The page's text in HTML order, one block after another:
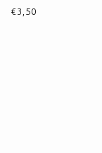
€3,50